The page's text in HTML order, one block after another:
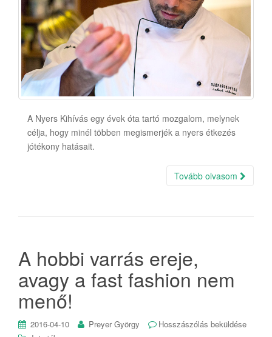
A Nyers Kihívás egy évek óta tartó mozgalom, melynek
célja, hogy minél többen megismerjék a nyers étkezés
jótékony hatásait.
Tovább olvasom
A hobbi varrás ereje,
avagy a fast fashion nem
menő!
2016-04-10 Preyer György
Hosszászólás beküldése